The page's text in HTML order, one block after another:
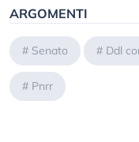
ARGOMENTI
# Senato # Ddl
# Pnrr